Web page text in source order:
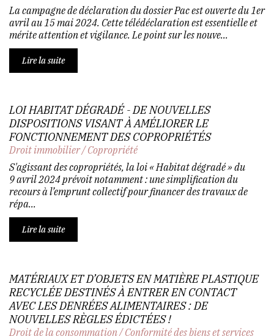
La campagne de déclaration du dossier Pac est ouverte du 1er
avril au 15 mai 2024. Cette télédéclaration est essentielle et
mérite attention et vigilance. Le point sur les nouve...
Lire la suite
LOI HABITAT DÉGRADÉ - DE NOUVELLES
DISPOSITIONS VISANT À AMÉLIORER LE
FONCTIONNEMENT DES COPROPRIÉTÉS
Droit immobilier/Copropriété
S'agissant des copropriétés, la loi « Habitat dégradé » du
9 avril 2024 prévoit notamment : une simplification du
recours à l’emprunt collectif pour financer des travaux de
répa...
Lire la suite
MATÉRIAUX ET D’OBJETS EN MATIÈRE PLASTIQUE
RECYCLÉE DESTINÉS À ENTRER EN CONTACT
AVEC LES DENRÉES ALIMENTAIRES : DE
NOUVELLES RÈGLES ÉDICTÉES !
Droit de la consommation/Conformité des biens et services